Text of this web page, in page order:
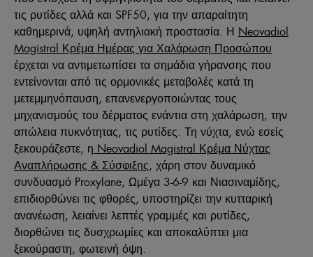
τις ρυτίδες αλλά και SPF50, για την απαραίτητη
καθημερινά, υψηλή αντηλιακή προστασία. Η Neovadiol
Magistral Κρέμα Ημέρας για Χαλάρωση Προσώπου
έρχεται να αντιμετωπίσει τα σημάδια γήρανσης που
εντείνονται από τις ορμονικές μεταβολές κατά τη
μετεμμηνόπαυση, επανενεργοποιώντας τους
μηχανισμούς του δέρματος ενάντια στη χαλάρωση, την
απώλεια πυκνότητας, τις ρυτίδες. Τη νύχτα, ενώ εσείς
ξεκουράζεστε, η Neovadiol Magistral Κρέμα Νύχτας
Αναπλήρωσης & Σύσφιξης, χάρη στον δυναμικό
συνδυασμό Proxylane, Ωμέγα 3-6-9 και Νιασιναμίδης,
επιδιορθώνει τις φθορές, υποστηρίζει την κυτταρική
ανανέωση, λειαίνει λεπτές γραμμές και ρυτίδες,
διορθώνει τις δυσχρωμίες και αποκαλύπτει μια
ξεκούραστη, φωτεινή όψη.